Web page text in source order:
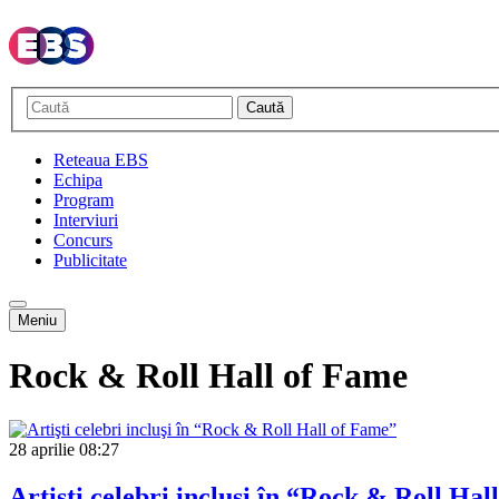
Caută
Reteaua EBS
Echipa
Program
Interviuri
Concurs
Publicitate
Meniu
Rock & Roll Hall of Fame
28 aprilie 08:27